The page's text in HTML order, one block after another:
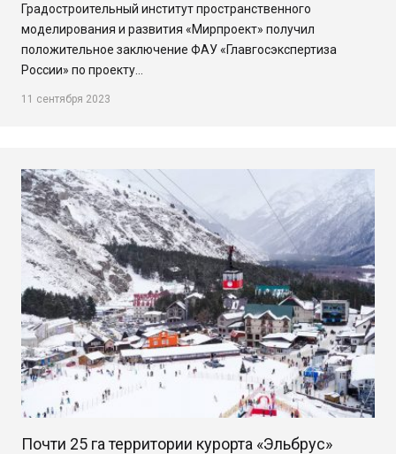
Градостроительный институт пространственного
моделирования и развития «Мирпроект» получил
положительное заключение ФАУ «Главгосэкспертиза
России» по проекту…
11 сентября 2023
Почти 25 га территории курорта «Эльбрус»